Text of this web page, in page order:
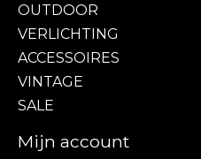
OUTDOOR
VERLICHTING
ACCESSOIRES
VINTAGE
SALE
Mijn account